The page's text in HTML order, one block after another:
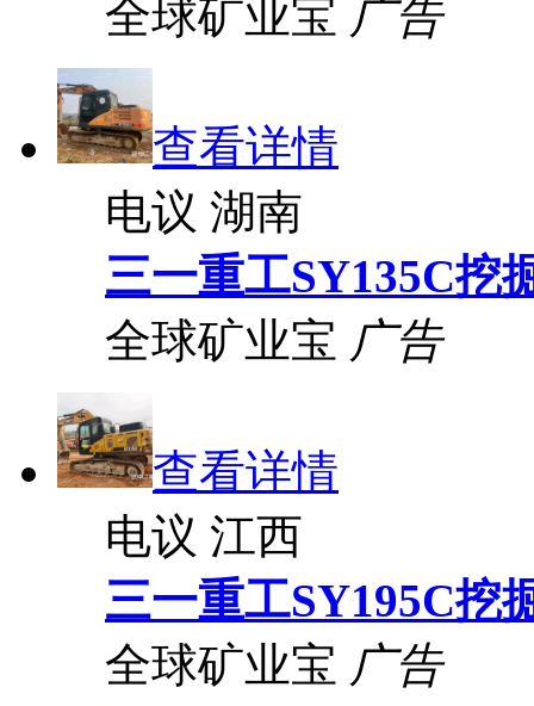
全球矿业宝 广告
查看详情
电议 湖南
三一重工SY135C挖
全球矿业宝 广告
查看详情
电议 江西
三一重工SY195C挖
全球矿业宝 广告